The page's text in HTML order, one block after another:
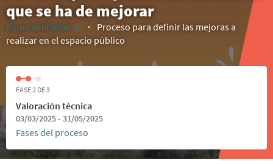
que se ha de mejorar
#quecalmillorar
(Enlace externo)
Proceso para definir las mejoras a
realizar en el espacio público
FASE 2 DE 3
Valoración técnica
03/03/2025 - 31/05/2025
Fases del proceso